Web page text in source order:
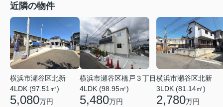
近隣の物件
横浜市瀬谷区北新
4LDK (97.51㎡)
5,080万円
横浜市瀬谷区橋戸３丁目
4LDK (98.95㎡)
5,480万円
横浜市瀬谷区北新
3LDK (81.14㎡)
2,780万円